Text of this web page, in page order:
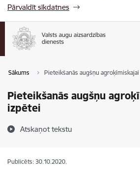
Pārvaldīt sīkdatnes
Sākums Pieteikšanās augšņu
Pieteikšanās augšņu
izpētei
Atskaņot tekstu
Publicēts: 30.10.2020.